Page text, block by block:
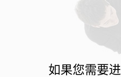
如果您需要